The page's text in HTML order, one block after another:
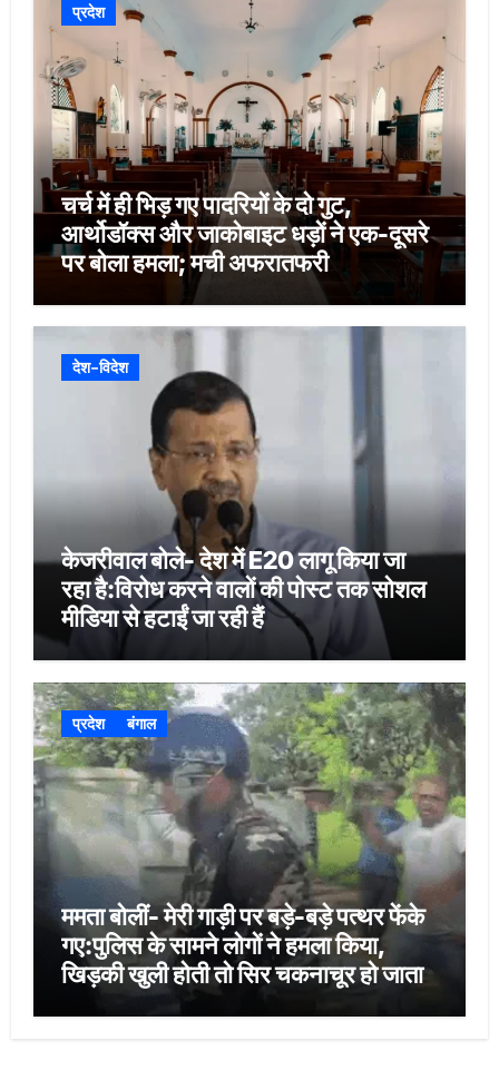
प्रदेश
चर्च में ही भिड़ गए पादरियों के दो गुट,
आर्थोडॉक्स और जाकोबाइट धड़ों ने एक-दूसरे
पर बोला हमला; मची अफरातफरी
देश-विदेश
केजरीवाल बोले- देश में E20 लागू किया जा
रहा है:विरोध करने वालों की पोस्ट तक सोशल
मीडिया से हटाईं जा रही हैं
प्रदेश बंगाल
ममता बोलीं- मेरी गाड़ी पर बड़े-बड़े पत्थर फेंके
गए:पुलिस के सामने लोगों ने हमला किया,
खिड़की खुली होती तो सिर चकनाचूर हो जाता